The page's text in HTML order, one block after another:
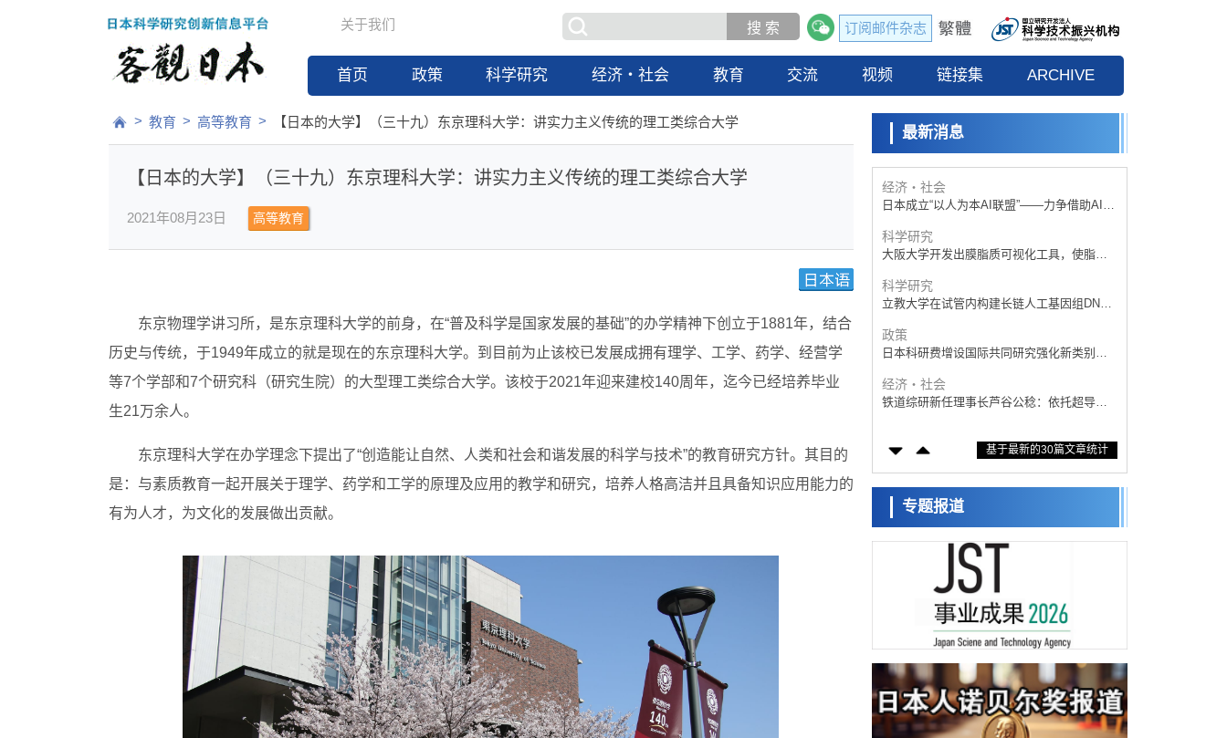
关于我们
首页 政策 科学研究 经济・社会 教育 交流 视频 链接集 ARCHIVE
订阅邮件杂志
> 教育 > 高等教育 > 【日本的大学】（三十九）东京理科大学：讲实力主义传统的理工类综合大学
【日本的大学】（三十九）东京理科大学：讲实力主义传统的理工类综合大学
2021年08月23日 高等教育
东京物理学讲习所，是东京理科大学的前身，在“普及科学是国家发展的基础”的办学精神下创立于1881年，结合
历史与传统，于1949年成立的就是现在的东京理科大学。到目前为止该校已发展成拥有理学、工学、药学、经营学
等7个学部和7个研究科（研究生院）的大型理工类综合大学。该校于2021年迎来建校140周年，迄今已经培养毕业
生21万余人。
东京理科大学在办学理念下提出了“创造能让自然、人类和社会和谐发展的科学与技术”的教育研究方针。其目的
是：与素质教育一起开展关于理学、药学和工学的原理及应用的教学和研究，培养人格高洁并且具备知识应用能力的
有为人才，为文化的发展做出贡献。
最新消息
促进青年研究人员赴海外开展研究
科学研究
京都大学高效生成光的构成单元“光子”，可应
用于量子计算机
网络将其打造为下一代社会基础设施
经济・社会
日本成立“以人为本AI联盟”——力争借助AI拓
展社会公众创造力，依托产学合作推进研发
科学研究
大阪大学开发出膜脂质可视化工具，使脂质
科学研究
立教大学在试管内构建长链人工基因组DNA
工细胞
政策
日本科研费增设国际共同研究强化新类别，
经济・社会
铁道综研新任理事长芦谷公稔：依托超导和
科学研究
东京大学通过叶绿体基因组编辑技术强化碳
藤田医科大学等成功鉴定出非结核分枝杆菌
因菌株而异
【AI法下篇】如何应对AI的不可控性——中
央大学平野晋教授专访
科学研究
日本学术会议：为保持土壤健康应采取哪些
措施？探讨土壤保护与强化的具体对策
大阪大学开发基于水氢键网络的温度预测新
方法，AI从分子排列信息中高精度解读
经济・社会
【AI法上篇】如何对“将人生交给AI”保持危机
感——中央大学平野晋教授专访
科学研究
庆应义塾大学阐明脑内“游击手”小胶质细胞包
裹保护受损神经细胞的机制，有望用于开发
阿尔茨海默病等疾病疗法
科学研究
基于最新的30篇文章统计
专题报道